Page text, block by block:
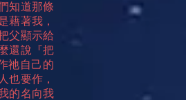
知道那條
藉著我，
父顯示給
還說『把
祂自己的
也要作，
的名向我